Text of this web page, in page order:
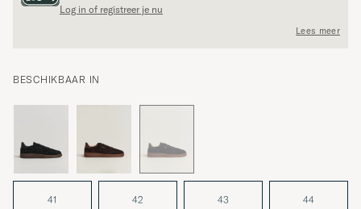
Log in of registreer je nu
Lees meer
BESCHIKBAAR IN
41 42 43 44